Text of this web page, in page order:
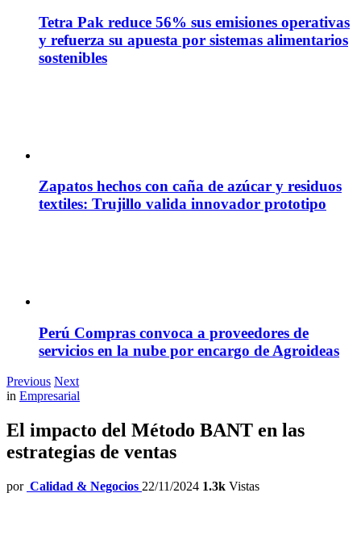
Tetra Pak reduce 56% sus emisiones operativas
y refuerza su apuesta por sistemas alimentarios
sostenibles
Zapatos hechos con caña de azúcar y residuos
textiles: Trujillo valida innovador prototipo
Perú Compras convoca a proveedores de
servicios en la nube por encargo de Agroideas
Previous Next
in Empresarial
El impacto del Método BANT en las
estrategias de ventas
por Calidad & Negocios 22/11/2024 1.3k Vistas